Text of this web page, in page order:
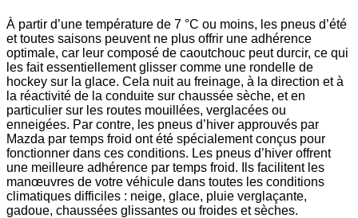
À partir d’une température de 7 °C ou moins, les pneus d’été
et toutes saisons peuvent ne plus offrir une adhérence
optimale, car leur composé de caoutchouc peut durcir, ce qui
les fait essentiellement glisser comme une rondelle de
hockey sur la glace. Cela nuit au freinage, à la direction et à
la réactivité de la conduite sur chaussée sèche, et en
particulier sur les routes mouillées, verglacées ou
enneigées. Par contre, les pneus d’hiver approuvés par
Mazda par temps froid ont été spécialement conçus pour
fonctionner dans ces conditions. Les pneus d’hiver offrent
une meilleure adhérence par temps froid. Ils facilitent les
manœuvres de votre véhicule dans toutes les conditions
climatiques difficiles : neige, glace, pluie verglaçante,
gadoue, chaussées glissantes ou froides et sèches.